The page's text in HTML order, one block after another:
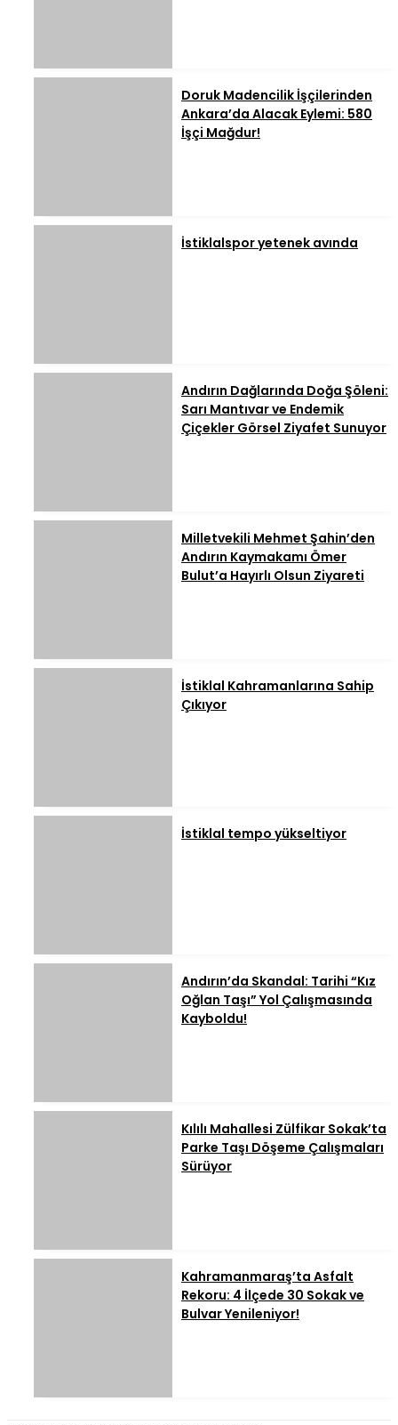
Doruk Madencilik İşçilerinden
Ankara’da Alacak Eylemi: 580
İşçi Mağdur!
İstiklalspor yetenek avında
Andırın Dağlarında Doğa Şöleni:
Sarı Mantıvar ve Endemik
Çiçekler Görsel Ziyafet Sunuyor
Milletvekili Mehmet Şahin’den
Andırın Kaymakamı Ömer
Bulut’a Hayırlı Olsun Ziyareti
İstiklal Kahramanlarına Sahip
Çıkıyor
İstiklal tempo yükseltiyor
Andırın’da Skandal: Tarihi “Kız
Oğlan Taşı” Yol Çalışmasında
Kayboldu!
Kılılı Mahallesi Zülfikar Sokak’ta
Parke Taşı Döşeme Çalışmaları
Sürüyor
Kahramanmaraş’ta Asfalt
Rekoru: 4 İlçede 30 Sokak ve
Bulvar Yenileniyor!